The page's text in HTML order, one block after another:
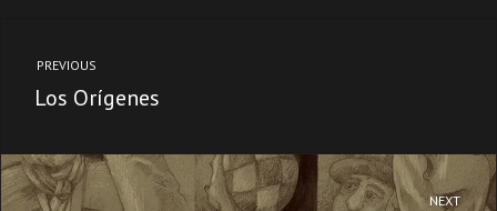
PREVIOUS
Los Orígenes
NEXT